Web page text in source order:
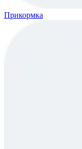
Прикормка